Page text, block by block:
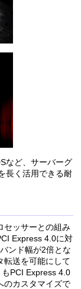
など、サーバーグ
長く活用できる耐
ッサーとの組み
Express 4.0に対
ンド幅が2倍とな
転送を可能にして
PCI Express 4.0
のカスタマイズで